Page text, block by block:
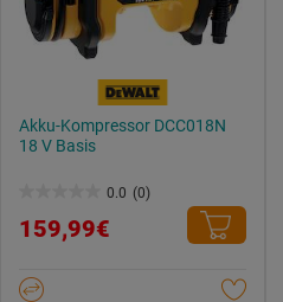
Akku-Kompressor DCC018N
18 V Basis
0.0 (0)
von
Sternen.
159,99€